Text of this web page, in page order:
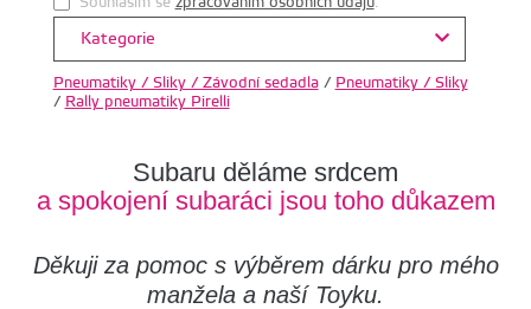
Kategorie
Pneumatiky / Sliky / Závodní sedadla/ Pneumatiky / Sliky
/ Rally pneumatiky Pirelli
Subaru děláme srdcem
a spokojení subaráci jsou toho důkazem
Děkuji za pomoc s výběrem dárku pro mého
manžela a naší Toyku.